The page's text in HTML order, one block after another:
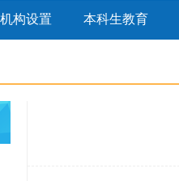
机构设置 本科生教育